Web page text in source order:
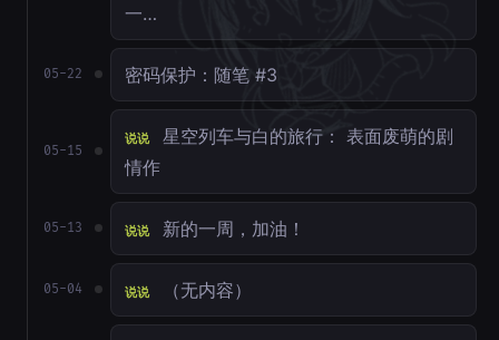
一…
05-22 密码保护：随笔 #3
05-15
说说
星空列车与白的旅行： 表面废萌的剧
情作
05-13 说说 新的一周，加油！
05-04 说说 （无内容）